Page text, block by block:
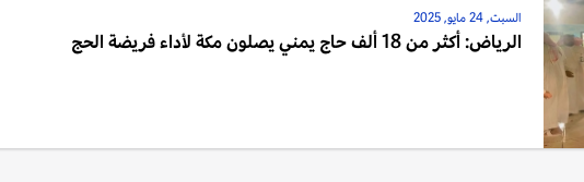
السبت, 24 مايو, 2025
الرياض: أكثر من 18 ألف حاج يمني يصلون مكة لأداء فريضة الحج